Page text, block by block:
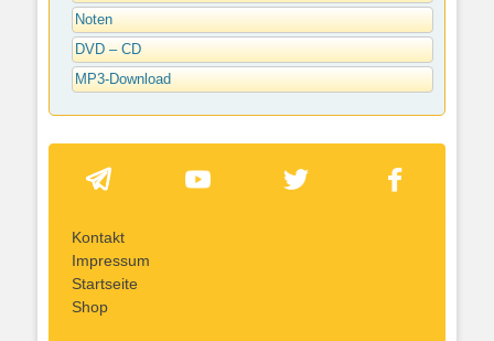
Noten
DVD – CD
MP3-Download
Kontakt
Impressum
Startseite
Shop